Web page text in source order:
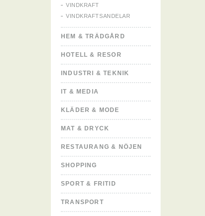
VINDKRAFT
VINDKRAFTSANDELAR
HEM & TRÄDGÅRD
HOTELL & RESOR
INDUSTRI & TEKNIK
IT & MEDIA
KLÄDER & MODE
MAT & DRYCK
RESTAURANG & NÖJEN
SHOPPING
SPORT & FRITID
TRANSPORT